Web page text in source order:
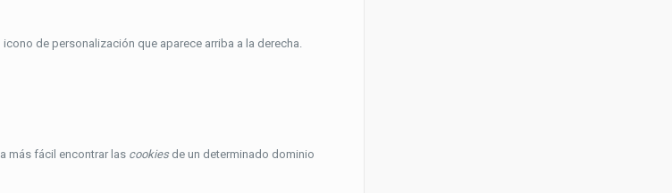
de personalización que aparece arriba a la derecha.
más fácil encontrar las cookiesde un determinado dominio